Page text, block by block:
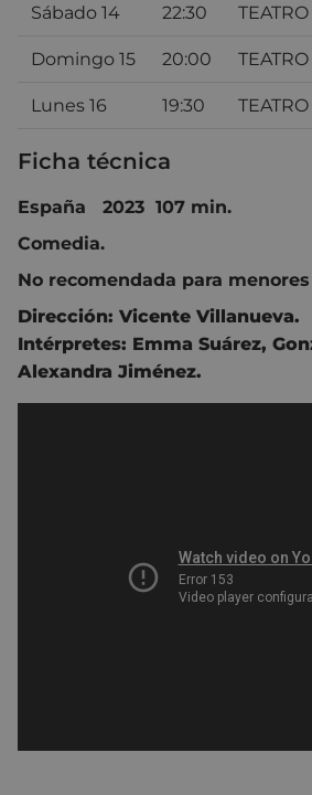
Sábado 14 22:30
Domingo 15 20:00
Lunes 16 19:30
Ficha técnica
España 2023 107 min.
Comedia.
No recomendada para
Dirección: Vicente Villanueva.
Intérpretes: Emma Suárez,
Alexandra Jiménez.